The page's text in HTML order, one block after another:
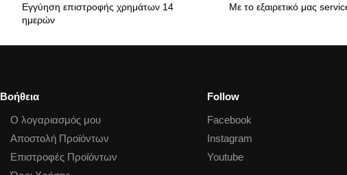
Εγγύηση επιστροφής χρημάτων 14
ημερών
Με το εξαιρετικό μας
Βοήθεια
Ο λογαριασμός μου
Αποστολή Προϊόντων
Επιστροφές Προϊόντων
Follow
Facebook
Instagram
Youtube